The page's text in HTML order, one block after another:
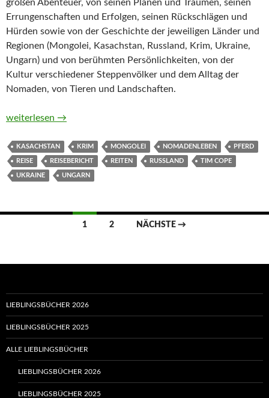
großen Abenteuer, von seinen Plänen und Träumen, seinen
Errungenschaften und Erfolgen, seinen Rückschlägen und
Hürden sowie von der Geschichte der jeweiligen Länder und
Regionen (Mongolei, Kasachstan, Russland, Krim, Ukraine,
Ungarn) und von berühmten Persönlichkeiten, von der
Kultur verschiedener Steppenvölker und dem Alltag der
Nomaden, von Tieren und Landschaften.
Auf den Spuren Dschingis Khans. Drei Jahre zu Pferd von
weiterlesen →
KASACHSTAN KRIM MONGOLEI NOMADENLEBEN PFERD
REISE REISEBERICHT REITEN RUSSLAND TIM COPE
UKRAINE UNGARN
Beitragsnavigation
1 2 NÄCHSTE →
LIEBLINGSBÜCHER 2026
LIEBLINGSBÜCHER 2025
ALLE LIEBLINGSBÜCHER
LIEBLINGSBÜCHER 2026
LIEBLINGSBÜCHER 2025